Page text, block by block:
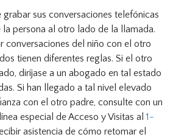
grabar sus conversaciones telefónicas
persona al otro lado de la llamada.
conversaciones del niño con el otro
tienen diferentes reglas. Si el otro
diríjase a un abogado en tal estado
Si han llegado a tal nivel elevado
con el otro padre, consulte con un
especial de Acceso y Visitas al 1-
asistencia de cómo retomar el